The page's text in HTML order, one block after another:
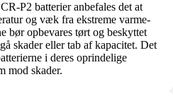
P2 batterier anbefales det at
og væk fra ekstreme varme-
bør opbevares tørt og beskyttet
skader eller tab af kapacitet. Det
i deres oprindelige
mod skader.